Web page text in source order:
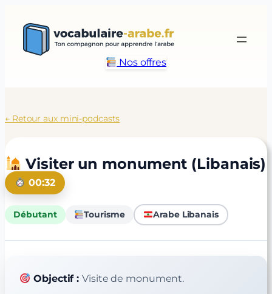
Nos offres
← Retour aux mini-podcasts
Visiter un monument (Libanais)
00:32
Débutant Tourisme Arabe Libanais
Objectif :Visite de monument.